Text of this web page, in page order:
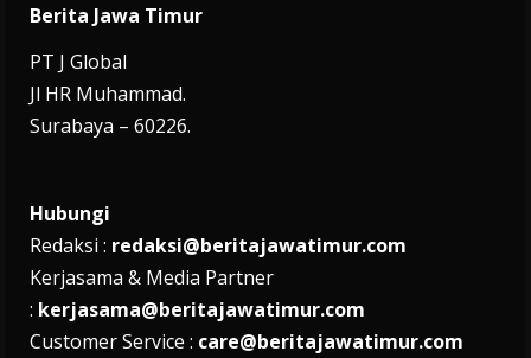
Berita Jawa Timur
PT J Global
Jl HR Muhammad.
Surabaya – 60226.
Hubungi
Redaksi : redaksi@beritajawatimur.com
Kerjasama & Media Partner
: kerjasama@beritajawatimur.com
Customer Service : care@beritajawatimur.com